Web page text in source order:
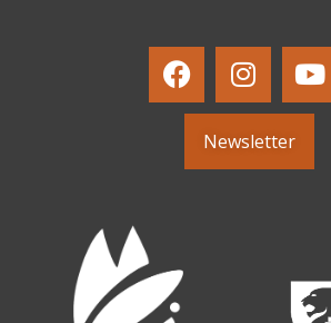
Newsletter